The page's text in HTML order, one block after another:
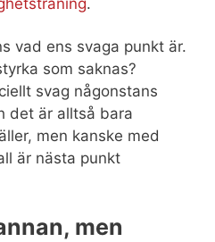
vad ens svaga punkt är.
som saknas?
svag någonstans
det är alltså bara
men kanske med
är nästa punkt
men